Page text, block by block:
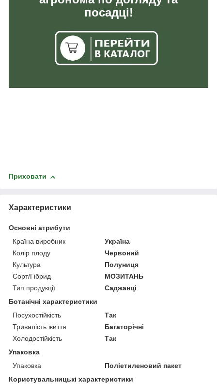
посадці!
Приховати
Характеристики
Основні атрибути
Країна виробник
Україна
Колір плоду
Червоний
Культура
Полуниця
Сорт/Гібрид
МОЗИТАНЬ
Тип продукції
Саджанці
Ботанічні характеристики
Посухостійкість
Так
Тривалість життя
Багаторічні
Холодостійкість
Так
Упаковка
Упаковка
Поліетиленовий пакет
Користувальницькі характеристики